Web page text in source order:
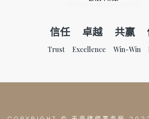
信任 卓越 共赢
Trust Excellence Win-Win